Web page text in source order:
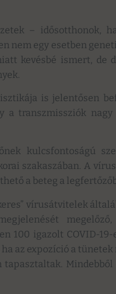
– idősotthonok,
nem egy esetben
kevésbé ismert, de
is jelentősen
a transzmissziók
kulcsfontoságú
szakaszában. A
a beteg a
vírusátvitelek
100 igazolt COVID-
az expozíció a